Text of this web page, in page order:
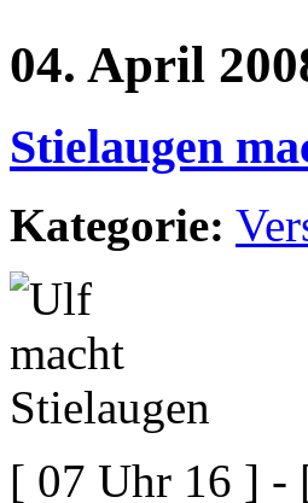
04. April
Stielaugen
Kategorie:
[ 07 Uhr 16 ] -